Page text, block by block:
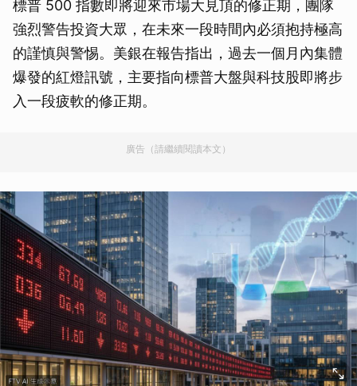
標普 500 指數即將迎來市場大見頂的修正期，團隊
強烈警告投資大眾，在未來一段時間內必須抱持極高
的謹慎與警惕。美銀在報告指出，過去一個月內集體
爆發的紅燈訊號，主要指向標普大盤與科技股即將步
入一段疲軟的修正期。
廣告（請繼續閱讀本文）